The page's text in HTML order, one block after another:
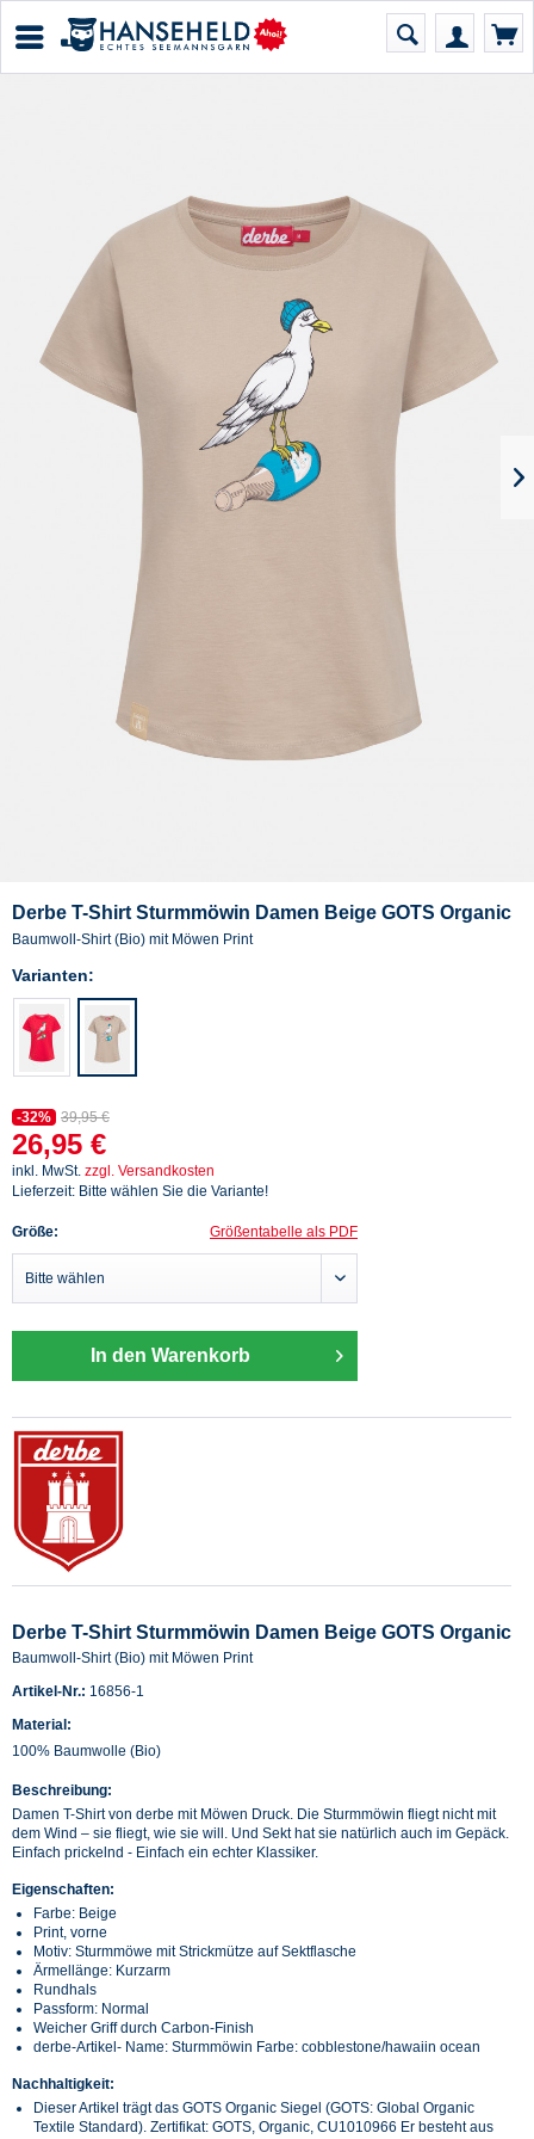
Derbe T-Shirt Sturmmöwin Damen Beige GOTS Organic
Baumwoll-Shirt (Bio) mit Möwen Print
Varianten:
-32% 39,95 €
26,95 €
inkl. MwSt. zzgl. Versandkosten
Lieferzeit: Bitte wählen Sie die Variante!
Größe: Größentabelle als PDF
In den Warenkorb
Derbe T-Shirt Sturmmöwin Damen Beige GOTS Organic
Baumwoll-Shirt (Bio) mit Möwen Print
Artikel-Nr.: 16856-1
Material:
100% Baumwolle (Bio)
Beschreibung:
Damen T-Shirt von derbe mit Möwen Druck. Die Sturmmöwin fliegt nicht mit
dem Wind – sie fliegt, wie sie will. Und Sekt hat sie natürlich auch im Gepäck.
Einfach prickelnd - Einfach ein echter Klassiker.
Eigenschaften:
Farbe: Beige
Print, vorne
Motiv: Sturmmöwe mit Strickmütze auf Sektflasche
Ärmellänge: Kurzarm
Rundhals
Passform: Normal
Weicher Griff durch Carbon-Finish
derbe-Artikel- Name: Sturmmöwin Farbe: cobblestone/hawaiin ocean
Nachhaltigkeit:
Dieser Artikel trägt das GOTS Organic Siegel (GOTS: Global Organic
Textile Standard). Zertifikat: GOTS, Organic, CU1010966 Er besteht aus